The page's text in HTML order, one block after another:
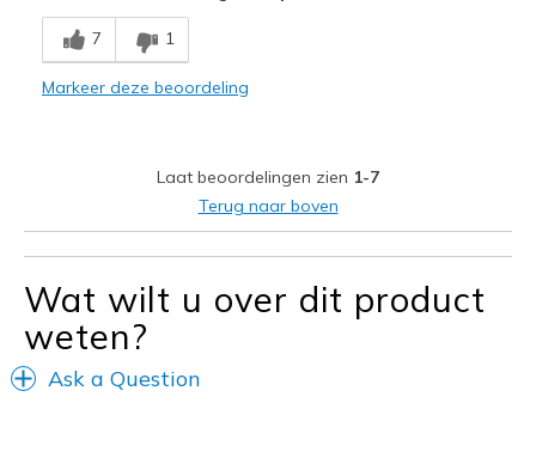
Breathe Well
Stylish
Feels half size too small
7 1
Markeer deze beoordeling
Laat beoordelingen zien 1-7
Terug naar boven
Wat wilt u over dit product
weten?
Ask a Question